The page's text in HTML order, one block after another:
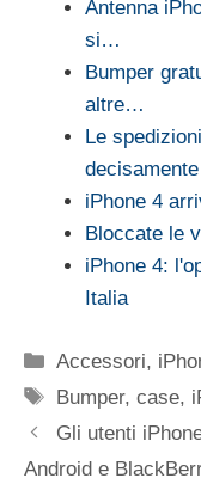
Antenna
si…
Bumper
altre…
Le
iPhone 4
Bloccate le
iPhone 4:
Italia
Categorie
Accessori,
Tag
Bumper,case,
Gli utenti
Android e